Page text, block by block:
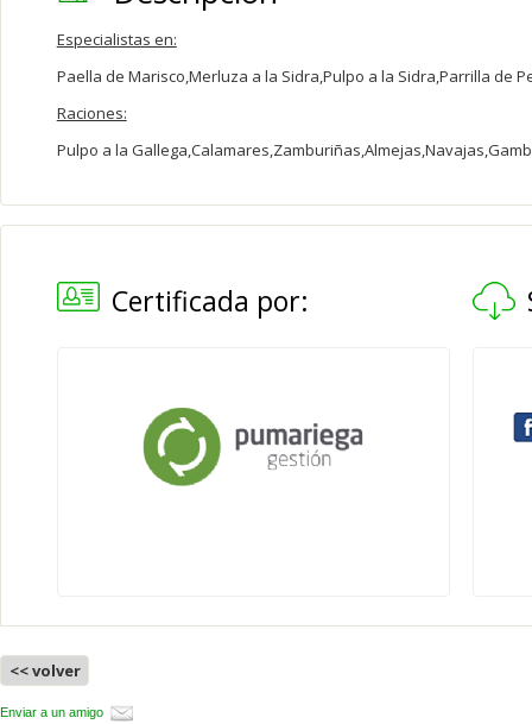
Especialistas en:
Paella de Marisco,Merluza a la Sidra,Pulpo a la Sidra,Parrilla de
Raciones:
Pulpo a la
Certificada por:
<< volver
Enviar a un amigo